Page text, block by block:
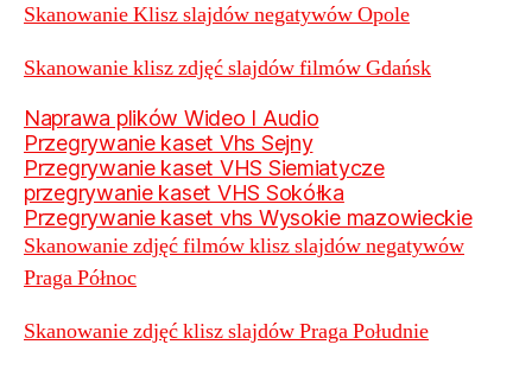
Skanowanie Klisz slajdów negatywów Opole
Skanowanie klisz zdjęć slajdów filmów Gdańsk
Naprawa plików Wideo I Audio
Przegrywanie kaset Vhs Sejny
Przegrywanie kaset VHS Siemiatycze
przegrywanie kaset VHS Sokółka
Przegrywanie kaset vhs Wysokie mazowieckie
Skanowanie zdjęć filmów klisz slajdów negatywów
Praga Północ
Skanowanie zdjęć klisz slajdów Praga Południe